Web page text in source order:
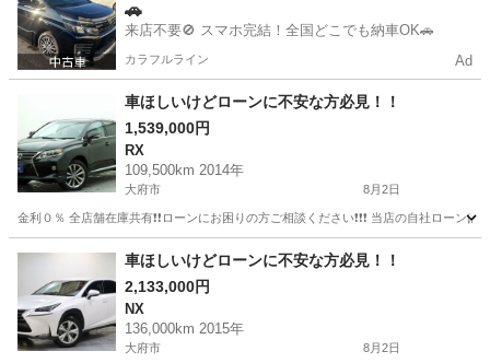
🚗
来店不要🚫 スマホ完結！全国どこでも納車OK🚗
カラフルライン Ad
車ほしいけどローンに不安な方必見！！
1,539,000円
RX
109,500km 2014年
大府市 8月2日
金利０％ 全店舗在庫共有❗️❗️ローンにお困りの方ご相談ください❗️❗️❗️ 当店の自社ロ
愛知 大府市 RX ローン
車ほしいけどローンに不安な方必見！！
2,133,000円
NX
136,000km 2015年
大府市 8月2日